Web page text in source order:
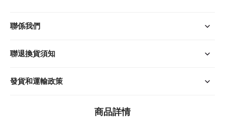
聯係我們
聯退換貨須知
發貨和運輸政策
商品詳情